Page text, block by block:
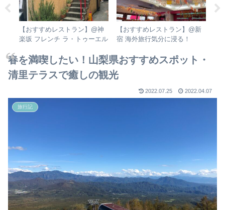
【おすすめレストラン】@神
楽坂 フレンチ ラ・トゥーエル
【おすすめレストラン】@新
宿 海外旅行気分に浸る！
春を満喫したい！山梨県おすすめスポット・
清里テラスで癒しの観光
2022.07.25 2022.04.07
旅行記